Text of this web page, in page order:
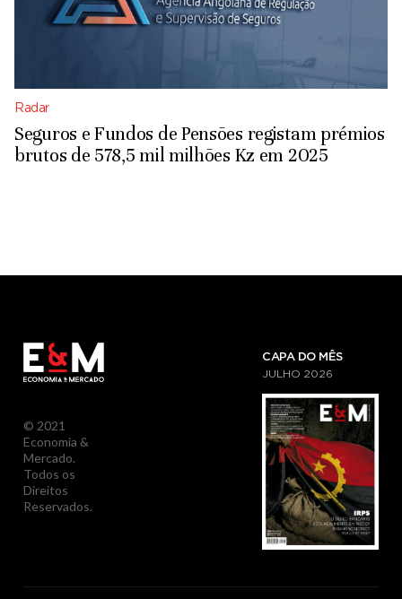
Radar
Seguros e Fundos de Pensões registam prémios
brutos de 578,5 mil milhões Kz em 2025
© 2021
Economia &
Mercado.
Todos os
Direitos
Reservados.
CAPA DO MÊS
JULHO 2026